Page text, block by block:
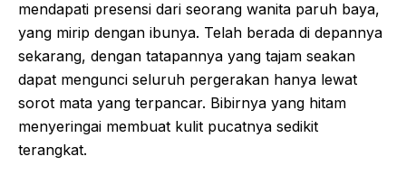
mendapati presensi dari seorang wanita paruh baya,
yang mirip dengan ibunya. Telah berada di depannya
sekarang, dengan tatapannya yang tajam seakan
dapat mengunci seluruh pergerakan hanya lewat
sorot mata yang terpancar. Bibirnya yang hitam
menyeringai membuat kulit pucatnya sedikit
terangkat.